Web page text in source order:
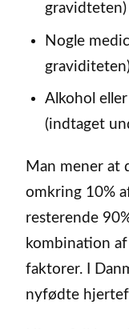
gravidteten)
Nogle
Alkohol
(indtaget
Man mener at
omkring 10%
resterende
kombination
faktorer. I
nyfødte